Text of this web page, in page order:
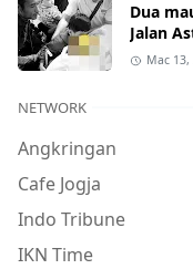
Dua
Jalan
Mac 13,
NETWORK
Angkringan
Cafe Jogja
Indo Tribune
IKN Time